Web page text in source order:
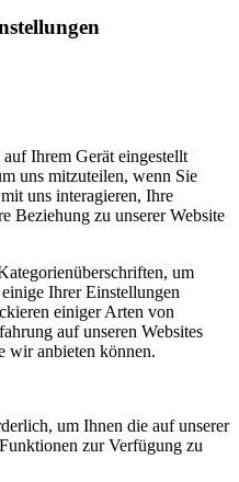
Ihrem Gerät eingestellt
uns mitzuteilen, wenn Sie
uns interagieren, Ihre
Beziehung zu unserer Website
um
Ihrer Einstellungen
einiger Arten von
auf unseren Websites
wir anbieten können.
um Ihnen die auf unserer
zur Verfügung zu